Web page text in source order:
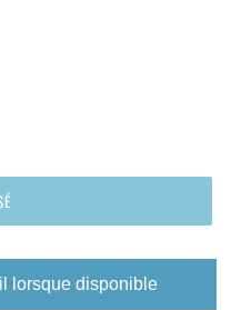
lorsque disponible